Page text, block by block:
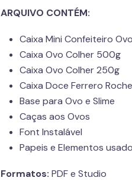
ARQUIVO CONTÉM:
Caixa Mini Confeiteiro
Caixa Ovo Colher 500g
Caixa Ovo Colher 250g
Caixa Doce Ferrero
Base para Ovo e Slime
Caças aos Ovos
Font Instalável
Papeis e Elementos
Formatos: PDF e Studio